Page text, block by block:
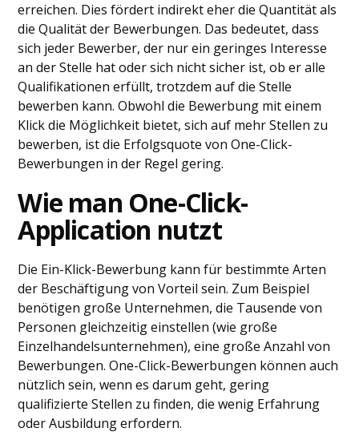
erreichen. Dies fördert indirekt eher die Quantität als
die Qualität der Bewerbungen. Das bedeutet, dass
sich jeder Bewerber, der nur ein geringes Interesse
an der Stelle hat oder sich nicht sicher ist, ob er alle
Qualifikationen erfüllt, trotzdem auf die Stelle
bewerben kann. Obwohl die Bewerbung mit einem
Klick die Möglichkeit bietet, sich auf mehr Stellen zu
bewerben, ist die Erfolgsquote von One-Click-
Bewerbungen in der Regel gering.
Wie man One-Click-
Application nutzt
Die Ein-Klick-Bewerbung kann für bestimmte Arten
der Beschäftigung von Vorteil sein. Zum Beispiel
benötigen große Unternehmen, die Tausende von
Personen gleichzeitig einstellen (wie große
Einzelhandelsunternehmen), eine große Anzahl von
Bewerbungen. One-Click-Bewerbungen können auch
nützlich sein, wenn es darum geht, gering
qualifizierte Stellen zu finden, die wenig Erfahrung
oder Ausbildung erfordern.